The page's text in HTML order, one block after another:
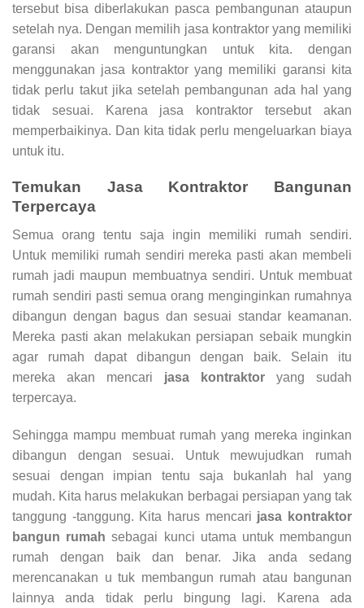
tersebut bisa diberlakukan pasca pembangunan ataupun
setelah nya. Dengan memilih jasa kontraktor yang memiliki
garansi akan menguntungkan untuk kita. dengan
menggunakan jasa kontraktor yang memiliki garansi kita
tidak perlu takut jika setelah pembangunan ada hal yang
tidak sesuai. Karena jasa kontraktor tersebut akan
memperbaikinya. Dan kita tidak perlu mengeluarkan biaya
untuk itu.
Temukan Jasa Kontraktor Bangunan
Terpercaya
Semua orang tentu saja ingin memiliki rumah sendiri.
Untuk memiliki rumah sendiri mereka pasti akan membeli
rumah jadi maupun membuatnya sendiri. Untuk membuat
rumah sendiri pasti semua orang menginginkan rumahnya
dibangun dengan bagus dan sesuai standar keamanan.
Mereka pasti akan melakukan persiapan sebaik mungkin
agar rumah dapat dibangun dengan baik. Selain itu
mereka akan mencari jasa kontraktor yang sudah
terpercaya.
Sehingga mampu membuat rumah yang mereka inginkan
dibangun dengan sesuai. Untuk mewujudkan rumah
sesuai dengan impian tentu saja bukanlah hal yang
mudah. Kita harus melakukan berbagai persiapan yang tak
tanggung -tanggung. Kita harus mencari jasa kontraktor
bangun rumahsebagai kunci utama untuk membangun
rumah dengan baik dan benar. Jika anda sedang
merencanakan u tuk membangun rumah atau bangunan
lainnya anda tidak perlu bingung lagi. Karena ada